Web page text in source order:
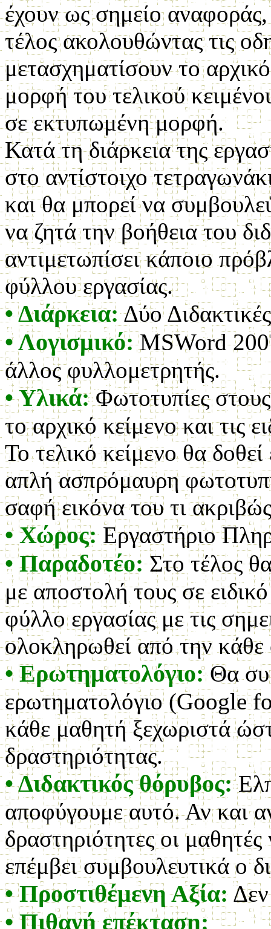
έχουν ως σημείο
τέλος ακολουθώντας τις
μετασχηματίσουν το
μορφή του τελικού
σε εκτυπωμένη μορφή.
Κατά τη διάρκεια της
στο αντίστοιχο
και θα μπορεί να
να ζητά την βοήθεια του
αντιμετωπίσει κάποιο
φύλλου εργασίας.
• Διάρκεια:Δύο
• Λογισμικό:MSWord
άλλος φυλλομετρητής.
• Υλικά:Φωτοτυπίες στους
το αρχικό κείμενο και τις
Το τελικό κείμενο θα
απλή ασπρόμαυρη
σαφή εικόνα του τι
• Χώρος:Εργαστήριο
• Παραδοτέο:Στο τέλος
με αποστολή τους σε
φύλλο εργασίας με τις
ολοκληρωθεί από την
• Ερωτηματολόγιο:Θα
ερωτηματολόγιο (Google
κάθε μαθητή ξεχωριστά
δραστηριότητας.
• Διδακτικός θόρυβος:
αποφύγουμε αυτό. Αν και
δραστηριότητες οι
επέμβει συμβουλευτικά ο
• Προστιθέμενη Αξία:
• Πιθανή επέκταση: